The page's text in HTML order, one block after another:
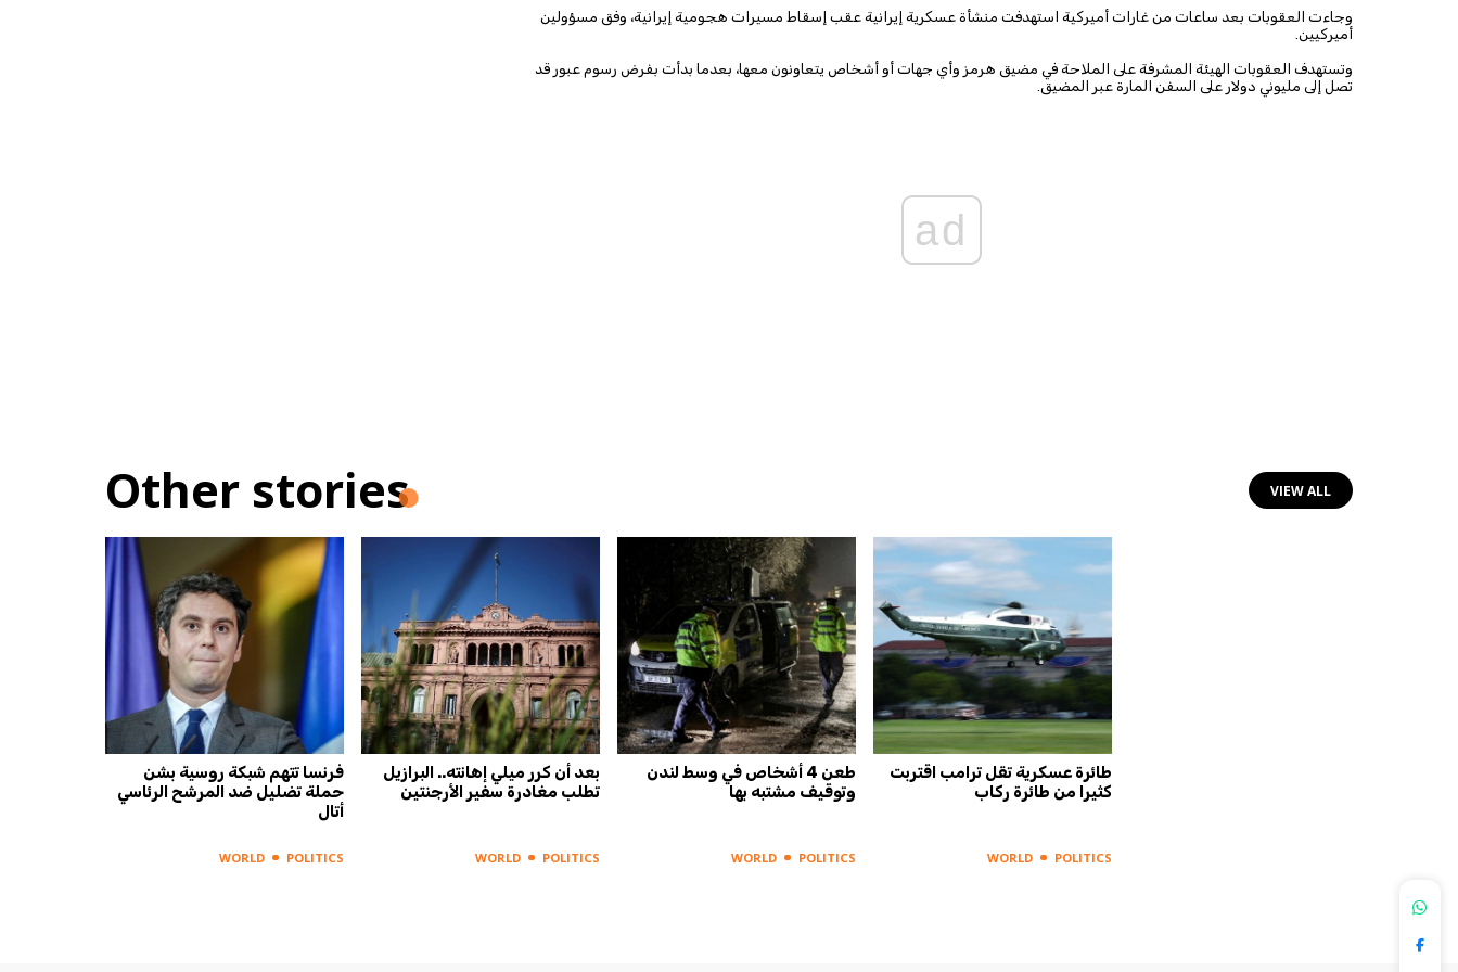
وجاءت العقوبات بعد ساعات من غارات أميركية استهدفت منشأة عسكرية إيرانية عقب إسقاط مسيرات هجومية إيرانية، وفق مسؤولين
أميركيين.
وتستهدف العقوبات الهيئة المشرفة على الملاحة في مضيق هرمز وأي جهات أو أشخاص يتعاونون معها، بعدما بدأت بفرض رسوم عبور قد
تصل إلى مليوني دولار على السفن المارة عبر المضيق.
ad
Other stories VIEW ALL
فرنسا تتهم شبكة روسية بشن
حملة تضليل ضد المرشح الرئاسي
أتال
WORLD POLITICS
بعد أن كرر ميلي إهانته.. البرازيل
تطلب مغادرة سفير الأرجنتين
WORLD POLITICS
طعن 4 أشخاص في وسط لندن
وتوقيف مشتبه بها
WORLD POLITICS
طائرة عسكرية تقل ترامب اقتربت
كثيرا من طائرة ركاب
WORLD POLITICS